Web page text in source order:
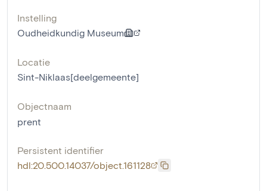
Instelling
Oudheidkundig Museum
Locatie
Sint-Niklaas[deelgemeente]
Objectnaam
prent
Persistent identifier
hdl:20.500.14037/object.161128